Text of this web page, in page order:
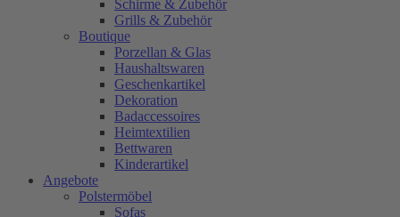
Schirme & Zubehör
Grills & Zubehör
Boutique
Porzellan & Glas
Haushaltswaren
Geschenkartikel
Dekoration
Badaccessoires
Heimtextilien
Bettwaren
Kinderartikel
Angebote
Polstermöbel
Sofas